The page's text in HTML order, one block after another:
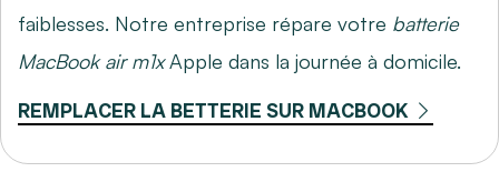
faiblesses. Notre entreprise répare votre batterie
MacBook air m1xApple dans la journée à domicile.
REMPLACER LA BETTERIE SUR MACBOOK